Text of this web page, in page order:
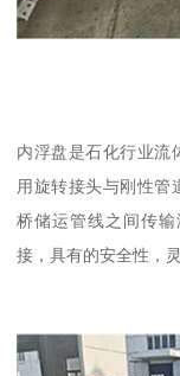
内浮盘是石化行业流
用旋转接头与刚性管
桥储运管线之间传
接，具有的安全性，